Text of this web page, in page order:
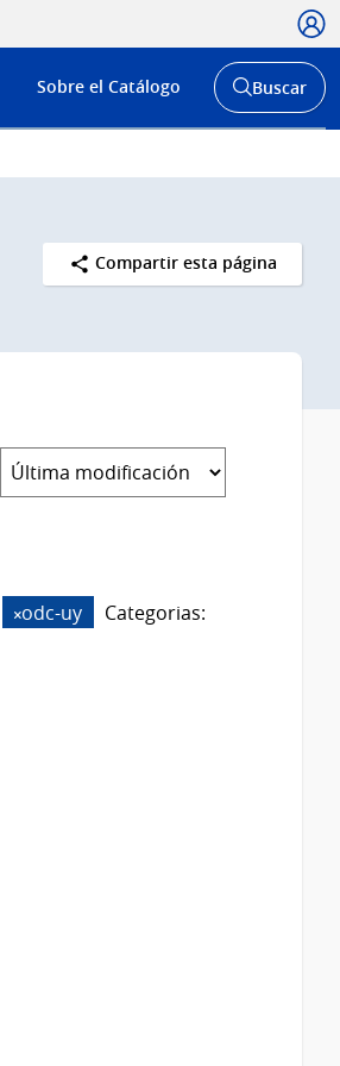
Menú
de
Sobre el Catálogo
Abrir
buscador
Buscar
Compartir esta página
odc-uy
Categorias: